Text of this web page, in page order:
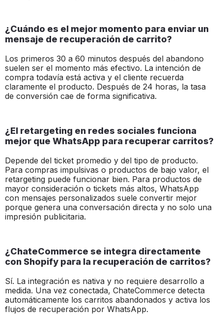
¿Cuándo es el mejor momento para enviar un
mensaje de recuperación de carrito?
Los primeros 30 a 60 minutos después del abandono
suelen ser el momento más efectivo. La intención de
compra todavía está activa y el cliente recuerda
claramente el producto. Después de 24 horas, la tasa
de conversión cae de forma significativa.
¿El retargeting en redes sociales funciona
mejor que WhatsApp para recuperar carritos?
Depende del ticket promedio y del tipo de producto.
Para compras impulsivas o productos de bajo valor, el
retargeting puede funcionar bien. Para productos de
mayor consideración o tickets más altos, WhatsApp
con mensajes personalizados suele convertir mejor
porque genera una conversación directa y no solo una
impresión publicitaria.
¿ChateCommerce se integra directamente
con Shopify para la recuperación de carritos?
Sí. La integración es nativa y no requiere desarrollo a
medida. Una vez conectada, ChateCommerce detecta
automáticamente los carritos abandonados y activa los
flujos de recuperación por WhatsApp.